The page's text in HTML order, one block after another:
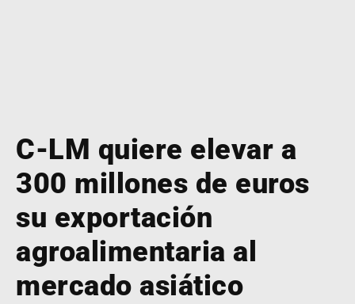
C-LM quiere elevar a
300 millones de euros
su exportación
agroalimentaria al
mercado asiático